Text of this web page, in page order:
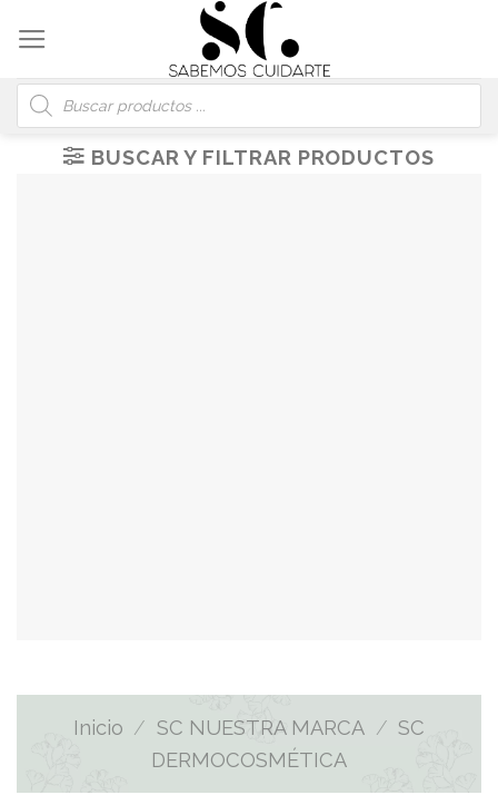
content
Búsqueda
de
productos
BUSCAR Y FILTRAR PRODUCTOS
Inicio / SC NUESTRA MARCA / SC
DERMOCOSMÉTICA